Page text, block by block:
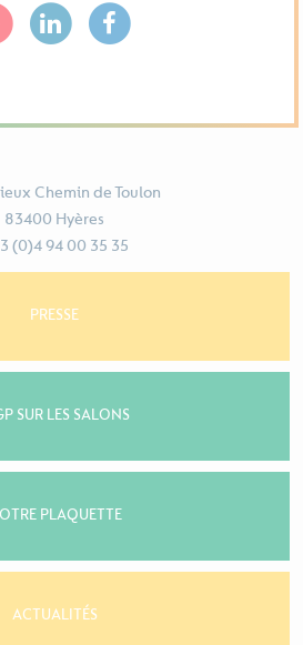
Chemin de Toulon
83400 Hyères
(0)4 94 00 35 35
PRESSE
SUR LES SALONS
PLAQUETTE
ACTUALITÉS